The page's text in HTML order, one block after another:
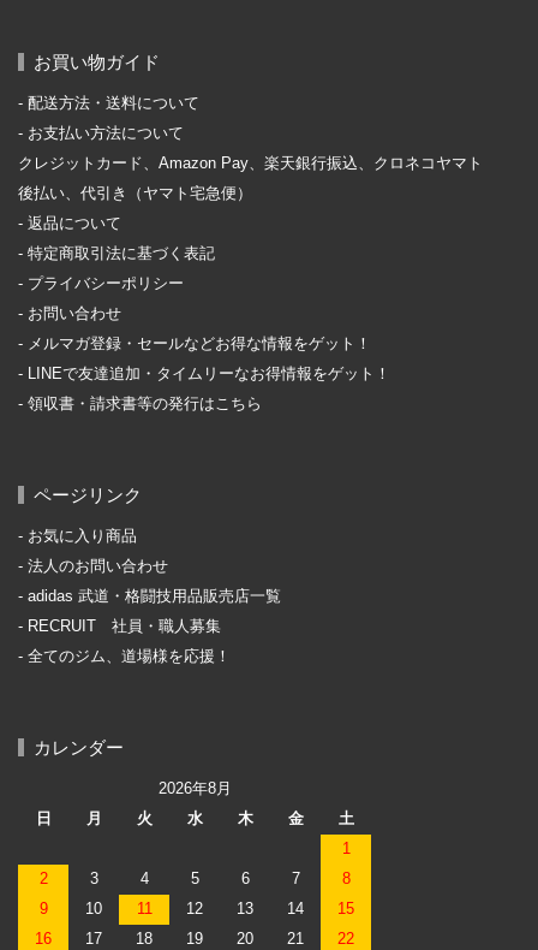
お買い物ガイド
配送方法・送料について
お支払い方法について
クレジットカード、Amazon Pay、楽天銀行振込、クロネコヤマト
後払い、代引き（ヤマト宅急便）
返品について
特定商取引法に基づく表記
プライバシーポリシー
お問い合わせ
メルマガ登録・セールなどお得な情報をゲット！
LINEで友達追加・タイムリーなお得情報をゲット！
領収書・請求書等の発行はこちら
ページリンク
お気に入り商品
法人のお問い合わせ
adidas 武道・格闘技用品販売店一覧
RECRUIT 社員・職人募集
全てのジム、道場様を応援！
カレンダー
2026年8月
日
月 火 水 木 金
土
1
2
3 4 5 6 7
8
9
10 11 12 13 14
15
16
17 18 19 20 21
22